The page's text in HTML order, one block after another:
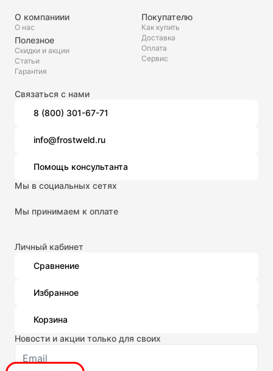
О компаниии
О нас
Полезное
Скидки и акции
Статьи
Гарантия
Покупателю
Как купить
Доставка
Оплата
Сервис
Связаться с нами
8 (800) 301-67-71
info@frostweld.ru
Помощь консультанта
Мы в социальных сетях
Мы принимаем к оплате
Личный кабинет
Сравнение
Избранное
Корзина
Новости и акции только для своих